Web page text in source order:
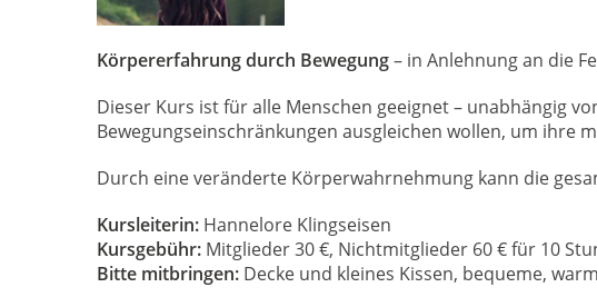
Körpererfahrung durch Bewegung– in Anlehnung an die
Dieser Kurs ist für alle Menschen geeignet – unabhängig
Bewegungseinschränkungen ausgleichen wollen, um ihre
Durch eine veränderte Körperwahrnehmung kann die
Kursleiterin: Hannelore Klingseisen
Kursgebühr: Mitglieder 30 €, Nichtmitglieder 60 € für 10
Bitte mitbringen: Decke und kleines Kissen, bequeme,